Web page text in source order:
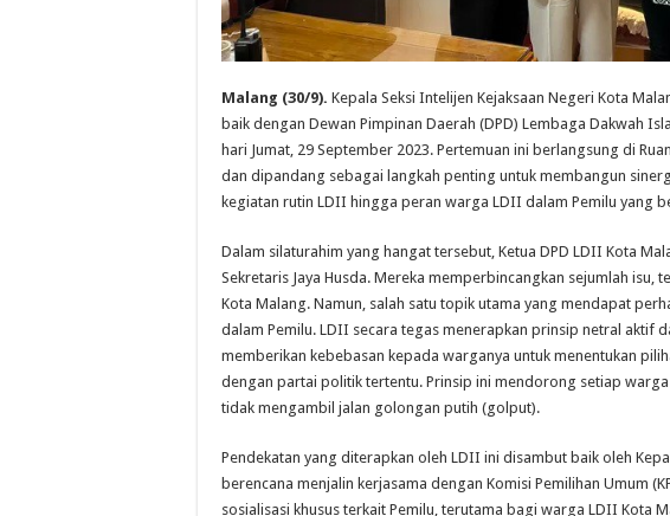
Malang (30/9). Kepala Seksi Intelijen Kejaksaan Negeri Kota
baik dengan Dewan Pimpinan Daerah (DPD) Lembaga Dakwah
hari Jumat, 29 September 2023. Pertemuan ini berlangsung di
dan dipandang sebagai langkah penting untuk membangun
kegiatan rutin LDII hingga peran warga LDII dalam Pemilu yang
Dalam silaturahim yang hangat tersebut, Ketua DPD LDII Kota
Sekretaris Jaya Husda. Mereka memperbincangkan sejumlah isu,
Kota Malang. Namun, salah satu topik utama yang mendapat
dalam Pemilu. LDII secara tegas menerapkan prinsip netral aktif
memberikan kebebasan kepada warganya untuk menentukan
dengan partai politik tertentu. Prinsip ini mendorong setiap
tidak mengambil jalan golongan putih (golput).
Pendekatan yang diterapkan oleh LDII ini disambut baik oleh
berencana menjalin kerjasama dengan Komisi Pemilihan Umum
sosialisasi khusus terkait Pemilu, terutama bagi warga LDII Kota